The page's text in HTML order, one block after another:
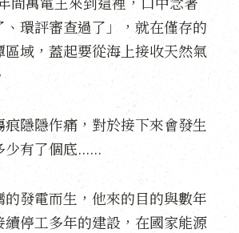
、環評審查過了」，就在僅存的
域，蓋起要從海上接收天然氣
隱隱作痛，對於接下來會發生
有了個底......
發電而生，他來的目的與數年
停工多年的建設，在國家能源